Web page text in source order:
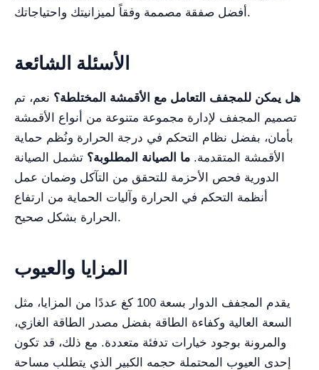
أفضل صفقة مصممة وفقاً لميزانيتك واحتياجاتك.
الأسئلة الشائعة
هل يمكن للمجفف التعامل مع الأقمشة المختلطة؟ نعم، تم
تصميم المجفف لإدارة مجموعة متنوعة من أنواع الأقمشة
بأمان، بفضل نظام التحكم في درجة الحرارة ونُظم حماية
الأقمشة المتقدمة. ما الصيانة المطلوبة؟ تشمل الصيانة
الدورية فحص الأحزمة للتحقق من التآكل وضمان عمل
أنظمة التحكم في الحرارة وآليات الحماية من ارتفاع
الحرارة بشكل صحيح.
المزايا والعيوب
يقدم المجفف الدوار بسعة 100 كغ عددًا من المزايا، مثل
السعة العالية وكفاءة الطاقة بفضل مصدر الطاقة الغازي،
والمرونة بوجود خيارات تدفئة متعددة. مع ذلك، قد تكون
إحدى العيوب المحتملة حجمه الكبير الذي يتطلب مساحة